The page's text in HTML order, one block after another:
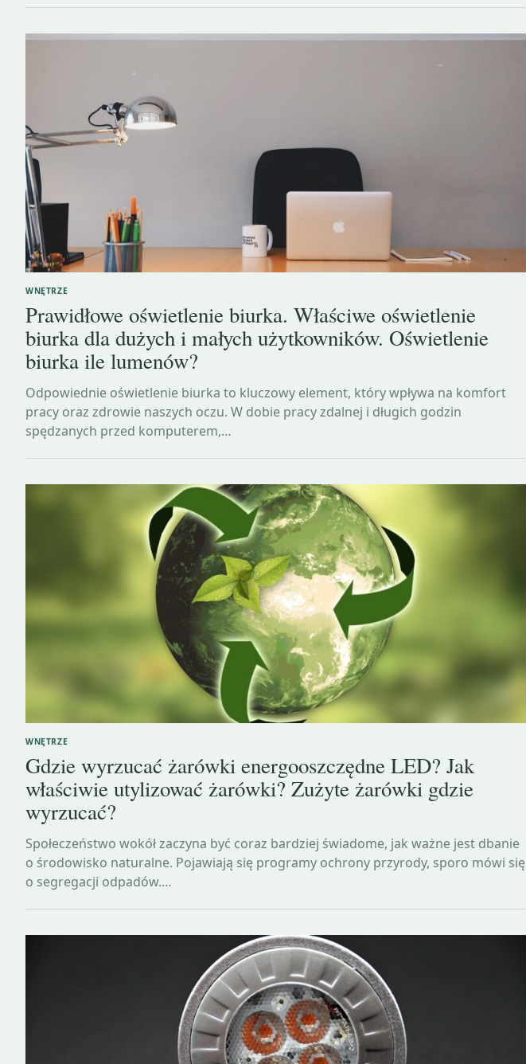
WNĘTRZE
Prawidłowe oświetlenie biurka. Właściwe oświetlenie
biurka dla dużych i małych użytkowników. Oświetlenie
biurka ile lumenów?
Odpowiednie oświetlenie biurka to kluczowy element, który wpływa na komfort
pracy oraz zdrowie naszych oczu. W dobie pracy zdalnej i długich godzin
spędzanych przed komputerem,…
WNĘTRZE
Gdzie wyrzucać żarówki energooszczędne LED? Jak
właściwie utylizować żarówki? Zużyte żarówki gdzie
wyrzucać?
Społeczeństwo wokół zaczyna być coraz bardziej świadome, jak ważne jest dbanie
o środowisko naturalne. Pojawiają się programy ochrony przyrody, sporo mówi się
o segregacji odpadów.…